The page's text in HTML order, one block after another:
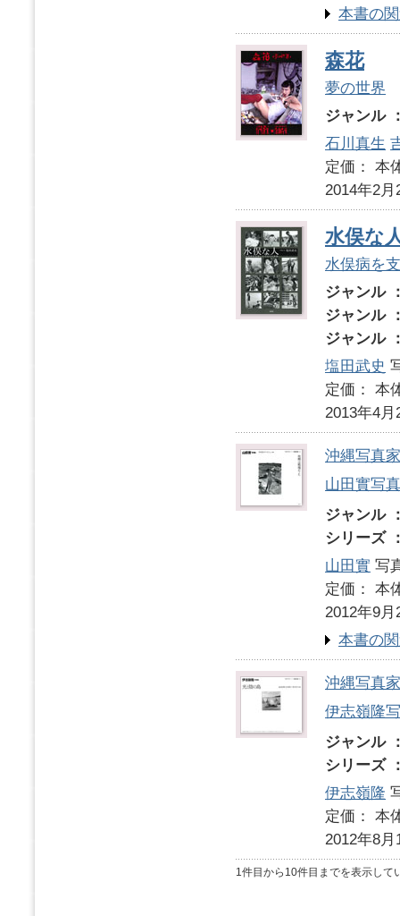
本書の
森花
夢の世界
ジャンル
石川真生
定価：
2014年2月
水俣な
水俣病を
ジャンル
ジャンル
ジャンル
塩田武史
定価：
2013年4月
沖縄写真
山田實写
ジャンル
シリーズ
山田實 写
定価：
2012年9月
本書の
沖縄写真
伊志嶺隆
ジャンル
シリーズ
伊志嶺隆
定価：
2012年8月
1件目から10件目までを表示して